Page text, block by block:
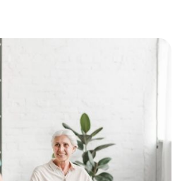
analog
Fälle übertragen.